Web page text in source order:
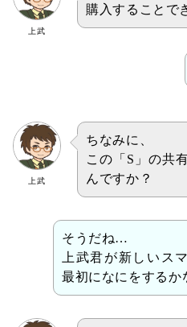
上武
購入することで
上武
ちなみに、
この「S」の共
んですか？
そうだね…
上武君が新しいス
最初になにをするか